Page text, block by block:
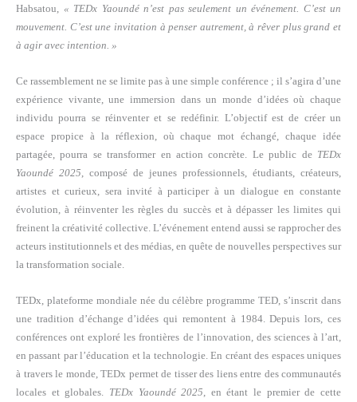
Habsatou, « TEDx Yaoundé n’est pas seulement un événement. C’est un
mouvement. C’est une invitation à penser autrement, à rêver plus grand et
à agir avec intention. »
Ce rassemblement ne se limite pas à une simple conférence ; il s’agira d’une
expérience vivante, une immersion dans un monde d’idées où chaque
individu pourra se réinventer et se redéfinir. L’objectif est de créer un
espace propice à la réflexion, où chaque mot échangé, chaque idée
partagée, pourra se transformer en action concrète. Le public de TEDx
Yaoundé 2025 , composé de jeunes professionnels, étudiants, créateurs,
artistes et curieux, sera invité à participer à un dialogue en constante
évolution, à réinventer les règles du succès et à dépasser les limites qui
freinent la créativité collective. L’événement entend aussi se rapprocher des
acteurs institutionnels et des médias, en quête de nouvelles perspectives sur
la transformation sociale.
TEDx, plateforme mondiale née du célèbre programme TED, s’inscrit dans
une tradition d’échange d’idées qui remontent à 1984. Depuis lors, ces
conférences ont exploré les frontières de l’innovation, des sciences à l’art,
en passant par l’éducation et la technologie. En créant des espaces uniques
à travers le monde, TEDx permet de tisser des liens entre des communautés
locales et globales. TEDx Yaoundé 2025 , en étant le premier de cette